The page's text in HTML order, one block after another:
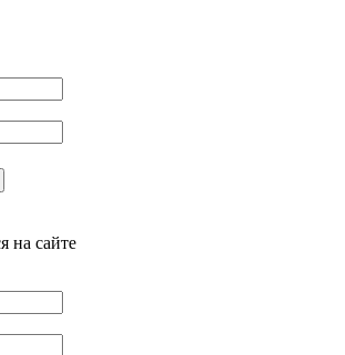
на сайте